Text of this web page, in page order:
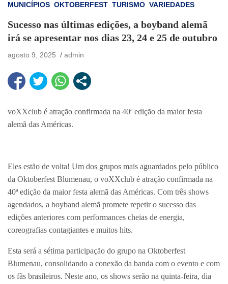
MUNICÍPIOS OKTOBERFEST TURISMO VARIEDADES
Sucesso nas últimas edições, a boyband alemã
irá se apresentar nos dias 23, 24 e 25 de outubro
agosto 9, 2025 admin
voXXclub é atração confirmada na 40ª edição da maior festa
alemã das Américas.
Eles estão de volta! Um dos grupos mais aguardados pelo público
da Oktoberfest Blumenau, o voXXclub é atração confirmada na
40ª edição da maior festa alemã das Américas. Com três shows
agendados, a boyband alemã promete repetir o sucesso das
edições anteriores com performances cheias de energia,
coreografias contagiantes e muitos hits.
Esta será a sétima participação do grupo na Oktoberfest
Blumenau, consolidando a conexão da banda com o evento e com
os fãs brasileiros. Neste ano, os shows serão na quinta-feira, dia